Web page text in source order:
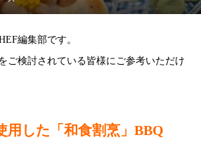
編集部です。
ご検討されている皆様にご参考いただけ
用した「和食割烹」BBQ